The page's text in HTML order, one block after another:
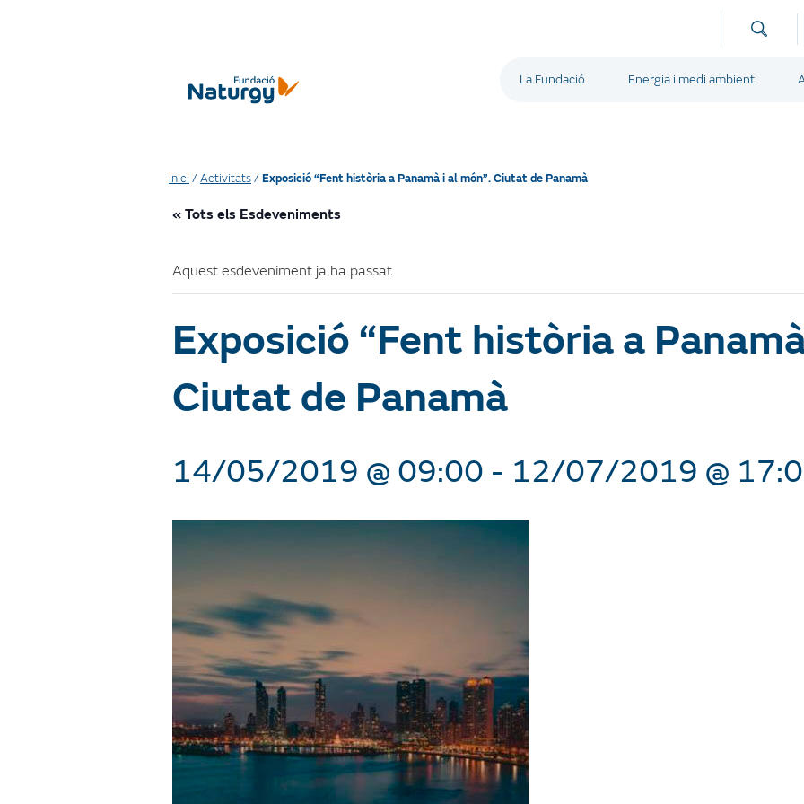
La Fundació Energia i medi ambient
Inici /Activitats/Exposició “Fent història a Panamà i al món”. Ciutat de Panamà
« Tots els Esdeveniments
Aquest esdeveniment ja ha passat.
Exposició “Fent història a
Ciutat de Panamà
14/05/2019 @ 09:00 - 12/07/2019 @